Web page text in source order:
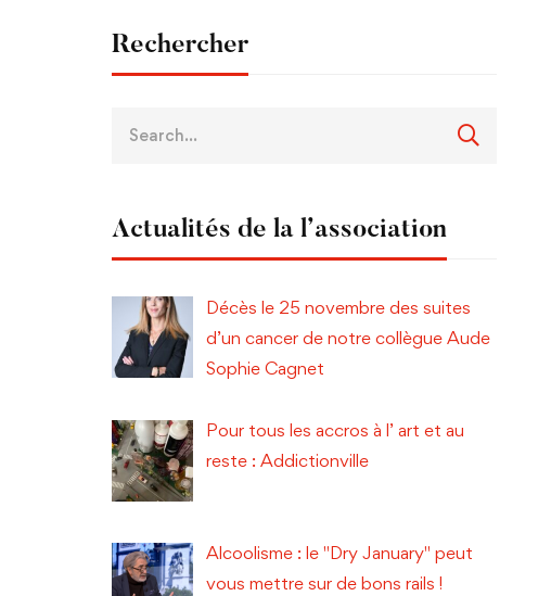
Rechercher
Actualités de la l’association
Décès le 25 novembre des suites
d’un cancer de notre collègue Aude
Sophie Cagnet
Pour tous les accros à l’ art et au
reste : Addictionville
Alcoolisme : le "Dry January" peut
vous mettre sur de bons rails !